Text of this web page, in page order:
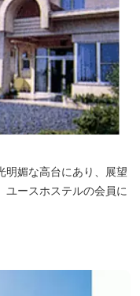
明媚な高台にあり、展望
ユースホステルの会員に